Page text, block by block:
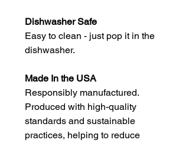
Dishwasher Safe
Easy to clean - just pop it in the
dishwasher.
Made In the USA
Responsibly manufactured.
Produced with high-quality
standards and sustainable
practices, helping to reduce